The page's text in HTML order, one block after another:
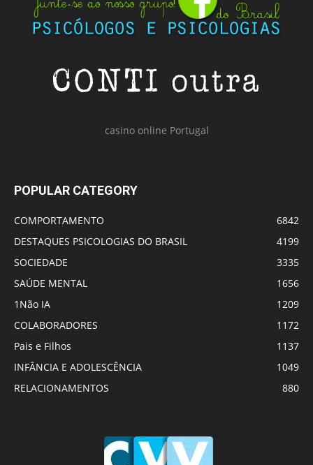
casino online Portugal
POPULAR CATEGORY
COMPORTAMENTO
6842
DESTAQUES PSICOLOGIAS DO BRASIL
4199
SOCIEDADE
3335
SAÚDE MENTAL
1656
1Não IA
1209
COLABORADORES
1172
Pais e Filhos
1137
INFÂNCIA E ADOLESCÊNCIA
1049
RELACIONAMENTOS
880